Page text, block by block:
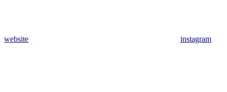
website instagram